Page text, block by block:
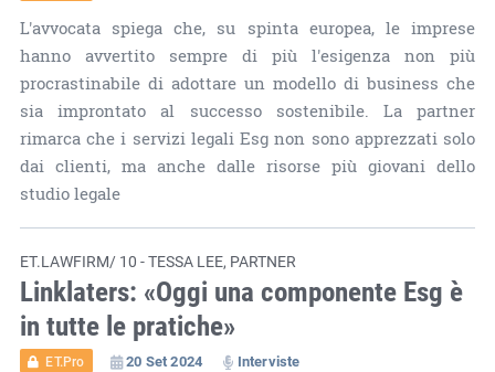
L'avvocata spiega che, su spinta europea, le imprese
hanno avvertito sempre di più l'esigenza non più
procrastinabile di adottare un modello di business che
sia improntato al successo sostenibile. La partner
rimarca che i servizi legali Esg non sono apprezzati solo
dai clienti, ma anche dalle risorse più giovani dello
studio legale
ET.LAWFIRM/ 10 - TESSA LEE, PARTNER
Linklaters: «Oggi una componente Esg è
in tutte le pratiche»
ET.Pro 20 Set 2024 Interviste